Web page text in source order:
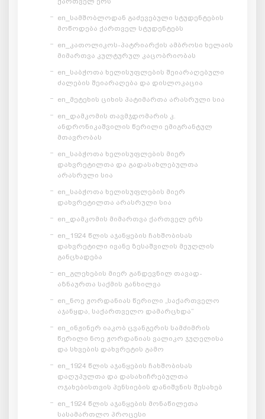
en_სამშობლოდან გაძევებული სტუდენტების
მოწოდება ქართველ სტუდენტებს
en_კათოლიკოს-პატრიარქის ამბროსი ხელაის
მიმართვა კულტურულ კაცობრიობას
en_საბჭოთა ხელისუფლების შეიარაღებული
ძალების შეიარაღება და დისლოკაცია
en_მეტეხის ციხის პატიმართა არასრული სია
en_დამკომის თავმჯდომარის კ.
ანდრონიკაშვილის წერილი ემიგრანტულ
მთავრობას
en_საბჭოთა ხელისუფლების მიერ
დახვრეტილთა და გადასახლებულთა
არასრული სია
en_საბჭოთა ხელისუფლების მიერ
დახვრეტილთა არასრული სია
en_დამკომის მიმართვა ქართველ ერს
en_1924 წლის აჯანყების ჩახშობისას
დახვრეტილი ივანე ზესაშვილის მეუღლის
განცხადება
en_გლეხების მიერ განდევნილ თავად-
აზნაურთა საქმის განხილვა
en_ნოე ჟორდანიას წერილი „საქართველო
აჯანყდა, საქართველო დამარცხდა“
en_ინჟინერ იაკობ ცვანგერის სამძიმრის
წერილი ნოე ჟორდანიას ვალიკო ჯუღელისა
და სხვების დახვრეტის გამო
en_1924 წლის აჯანყების ჩახშობისას
დაღუპულთა და დასახიჩრებულთა
ოჯახებისთვის პენსიების დანიშვნის შესახებ
en_1924 წლის აჯანყების მონაწილეთა
სასამართლო პროცესი